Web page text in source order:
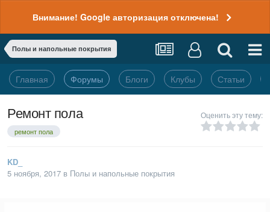
Внимание! Google авторизация отключена!
Полы и напольные покрытия
Главная Форумы Блоги Клубы Статьи
Ремонт пола
ремонт пола
Оценить эту тему:
KD_
5 ноября, 2017 в Полы и напольные покрытия